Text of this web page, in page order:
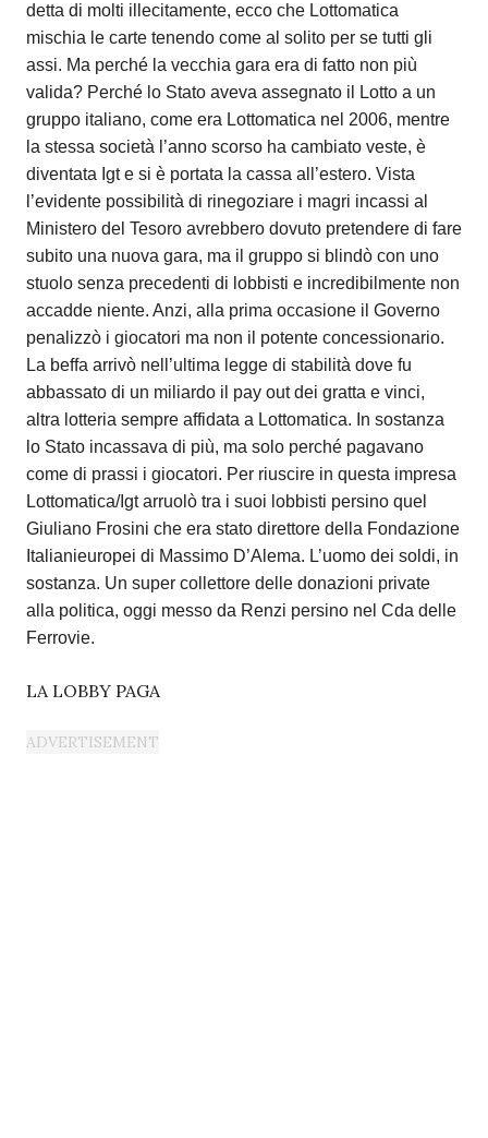
detta di molti illecitamente, ecco che Lottomatica
mischia le carte tenendo come al solito per se tutti gli
assi. Ma perché la vecchia gara era di fatto non più
valida? Perché lo Stato aveva assegnato il Lotto a un
gruppo italiano, come era Lottomatica nel 2006, mentre
la stessa società l’anno scorso ha cambiato veste, è
diventata Igt e si è portata la cassa all’estero. Vista
l’evidente possibilità di rinegoziare i magri incassi al
Ministero del Tesoro avrebbero dovuto pretendere di fare
subito una nuova gara, ma il gruppo si blindò con uno
stuolo senza precedenti di lobbisti e incredibilmente non
accadde niente. Anzi, alla prima occasione il Governo
penalizzò i giocatori ma non il potente concessionario.
La beffa arrivò nell’ultima legge di stabilità dove fu
abbassato di un miliardo il pay out dei gratta e vinci,
altra lotteria sempre affidata a Lottomatica. In sostanza
lo Stato incassava di più, ma solo perché pagavano
come di prassi i giocatori. Per riuscire in questa impresa
Lottomatica/Igt arruolò tra i suoi lobbisti persino quel
Giuliano Frosini che era stato direttore della Fondazione
Italianieuropei di Massimo D’Alema. L’uomo dei soldi, in
sostanza. Un super collettore delle donazioni private
alla politica, oggi messo da Renzi persino nel Cda delle
Ferrovie.
LA LOBBY PAGA